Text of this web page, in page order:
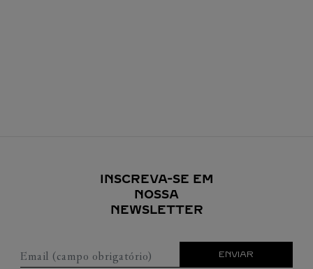
INSCREVA-SE EM
NOSSA
NEWSLETTER
Email (campo obrigatório) ENVIAR